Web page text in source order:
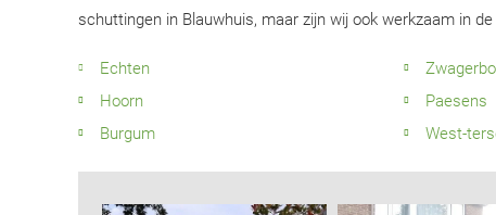
schuttingen in Blauwhuis, maar zijn wij ook werkzaam in
Echten
Hoorn
Paesens
Burgum
West-